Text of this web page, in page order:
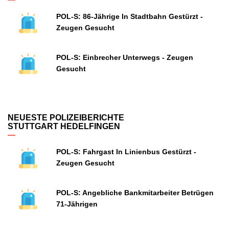
POL-S: 86-Jährige In Stadtbahn Gestürzt -
Zeugen Gesucht
POL-S: Einbrecher Unterwegs - Zeugen
Gesucht
NEUESTE POLIZEIBERICHTE
STUTTGART HEDELFINGEN
POL-S: Fahrgast In Linienbus Gestürzt -
Zeugen Gesucht
POL-S: Angebliche Bankmitarbeiter Betrügen
71-Jährigen